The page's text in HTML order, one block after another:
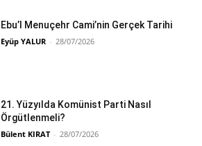
Ebu’l Menuçehr Cami’nin Gerçek Tarihi
Eyüp YALUR - 28/07/2026
21. Yüzyılda Komünist Parti Nasıl
Örgütlenmeli?
Bülent KIRAT - 28/07/2026